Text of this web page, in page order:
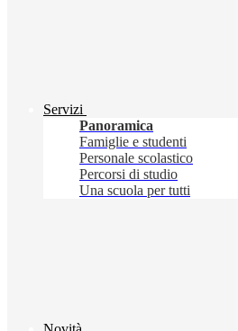
Servizi
Panoramica
Famiglie e studenti
Personale scolastico
Percorsi di studio
Una scuola per tutti